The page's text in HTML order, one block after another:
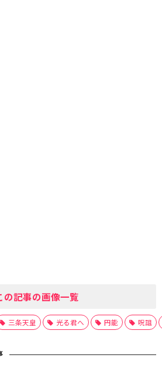
の記事の画像一覧
三条天皇 光る君へ 円能 呪詛